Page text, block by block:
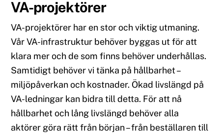
VA-projektörer
VA-projektörer har en stor och viktig utmaning.
Vår VA-infrastruktur behöver byggas ut för att
klara mer och de som finns behöver underhållas.
Samtidigt behöver vi tänka på hållbarhet –
miljöpåverkan och kostnader. Ökad livslängd på
VA-ledningar kan bidra till detta. För att nå
hållbarhet och lång livslängd behöver alla
aktörer göra rätt från början – från beställaren till